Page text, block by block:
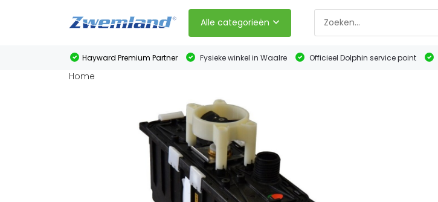
Alle categorieën
Hayward Premium Partner Fysieke winkel in Waalre Officieel Dolphin service point
Home